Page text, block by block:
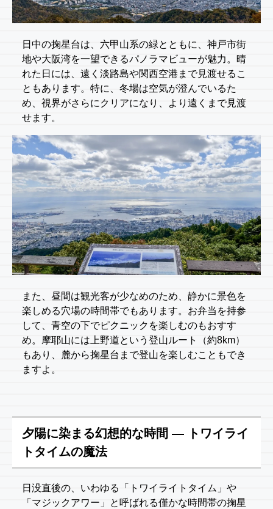
日中の掬星台は、六甲山系の緑とともに、神戸市街
地や大阪湾を一望できるパノラマビューが魅力。晴
れた日には、遠く淡路島や関西空港まで見渡せるこ
ともあります。特に、冬場は空気が澄んでいるた
め、視界がさらにクリアになり、より遠くまで見渡
せます。
また、昼間は観光客が少なめのため、静かに景色を
楽しめる穴場の時間帯でもあります。お弁当を持参
して、青空の下でピクニックを楽しむのもおすす
め。摩耶山には上野道という登山ルート（約8km）
もあり、麓から掬星台まで登山を楽しむこともでき
ますよ。
夕陽に染まる幻想的な時間 — トワイライ
トタイムの魔法
日没直後の、いわゆる「トワイライトタイム」や
「マジックアワー」と呼ばれる僅かな時間帯の掬星